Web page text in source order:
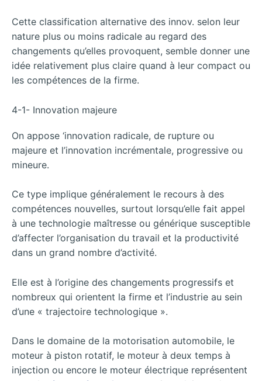
Cette classification alternative des innov. selon leur
nature plus ou moins radicale au regard des
changements qu’elles provoquent, semble donner une
idée relativement plus claire quand à leur compact ou
les compétences de la firme.
4-1- Innovation majeure
On appose ‘innovation radicale, de rupture ou
majeure et l’innovation incrémentale, progressive ou
mineure.
Ce type implique généralement le recours à des
compétences nouvelles, surtout lorsqu’elle fait appel
à une technologie maîtresse ou générique susceptible
d’affecter l’organisation du travail et la productivité
dans un grand nombre d’activité.
Elle est à l’origine des changements progressifs et
nombreux qui orientent la firme et l’industrie au sein
d’une « trajectoire technologique ».
Dans le domaine de la motorisation automobile, le
moteur à piston rotatif, le moteur à deux temps à
injection ou encore le moteur électrique représentent